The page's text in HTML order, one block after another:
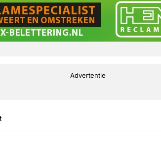
Advertentie